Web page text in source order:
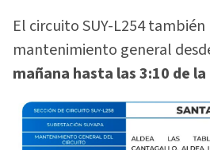
El circuito SUY-L254
mantenimiento general
mañana hasta las 3:10 de